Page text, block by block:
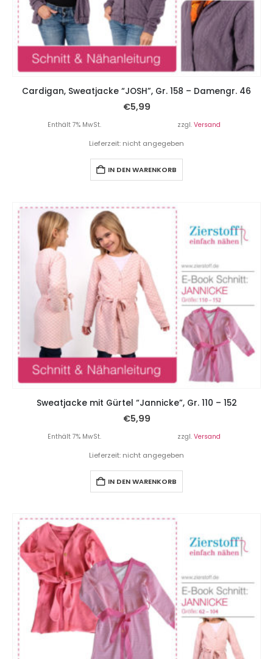
Cardigan, Sweatjacke “JOSH”, Gr. 158 – Damengr. 46
€5,99
Enthält 7% MwSt. zzgl. Versand
Lieferzeit: nicht angegeben
IN DEN WARENKORB
Sweatjacke mit Gürtel “Jannicke”, Gr. 110 – 152
€5,99
Enthält 7% MwSt. zzgl. Versand
Lieferzeit: nicht angegeben
IN DEN WARENKORB